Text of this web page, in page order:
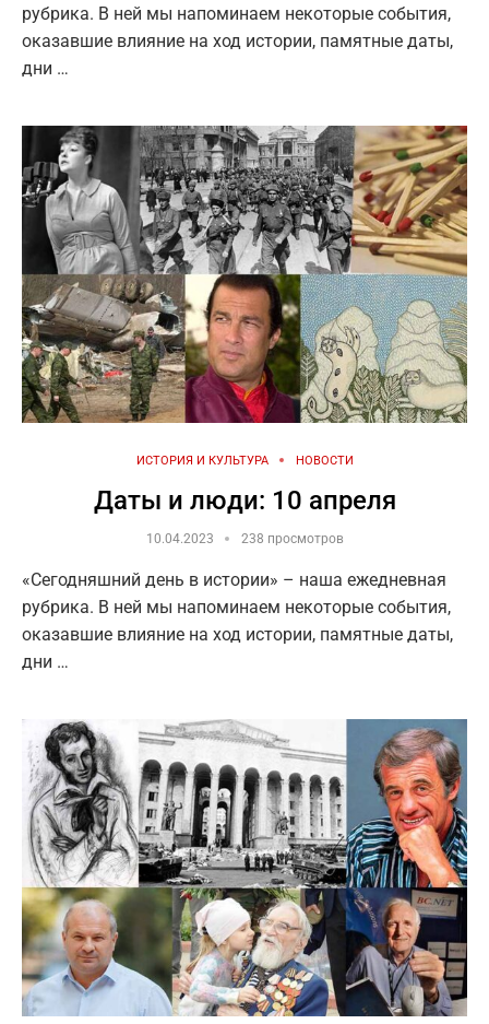
рубрика. В ней мы напоминаем некоторые события,
оказавшие влияние на ход истории, памятные даты,
дни …
ИСТОРИЯ И КУЛЬТУРА НОВОСТИ
Даты и люди: 10 апреля
10.04.2023 238 просмотров
«Сегодняшний день в истории» – наша ежедневная
рубрика. В ней мы напоминаем некоторые события,
оказавшие влияние на ход истории, памятные даты,
дни …